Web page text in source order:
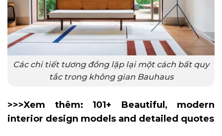
Các chi tiết tương đồng lặp lại một cách bất quy
tắc trong không gian Bauhaus
>>>Xem thêm: 101+ Beautiful, modern
interior design models and detailed quotes